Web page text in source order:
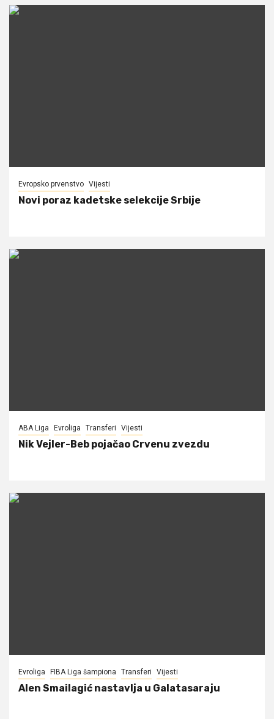
Evropsko prvenstvo Vijesti
Novi poraz kadetske selekcije Srbije
ABA Liga Evroliga Transferi Vijesti
Nik Vejler-Beb pojačao Crvenu zvezdu
Evroliga FIBA Liga šampiona Transferi Vijesti
Alen Smailagić nastavlja u Galatasaraju